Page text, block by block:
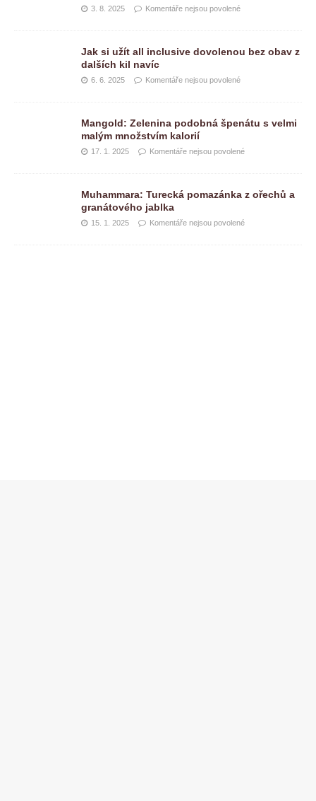
3. 8. 2025 Komentáře nejsou povolené
Jak si užít all inclusive dovolenou bez obav z
dalších kil navíc
6. 6. 2025 Komentáře nejsou povolené
Mangold: Zelenina podobná špenátu s velmi
malým množstvím kalorií
17. 1. 2025 Komentáře nejsou povolené
Muhammara: Turecká pomazánka z ořechů a
granátového jablka
15. 1. 2025 Komentáře nejsou povolené